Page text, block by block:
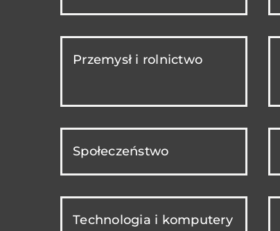
Przemysł i rolnictwo
Społeczeństwo
Technologia i komputery